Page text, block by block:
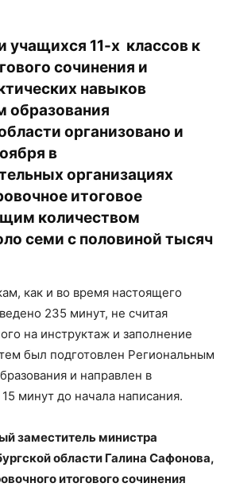
учащихся 11-х классов к
сочинения и
навыков
образования
организовано и
в
организациях
итоговое
количеством
семи с половиной тысяч
как и во время настоящего
235 минут, не считая
на инструктаж и заполнение
был подготовлен Региональным
и направлен в
минут до начала написания.
заместитель министра
области Галина Сафонова,
итогового сочинения